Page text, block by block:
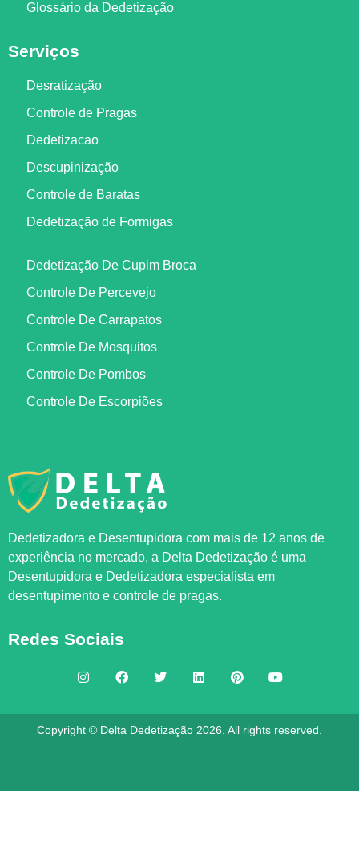
Dedetizadora e Desentupidora com mais de 12 anos de
experiência no mercado, a Delta Dedetização é uma
Desentupidora e Dedetizadora especialista em
desentupimento e controle de pragas.
Redes Sociais
Glossário da Dedetização
Serviços
Desratização
Controle de Pragas
Dedetizacao
Descupinização
Controle de Baratas
Dedetização de Formigas
Dedetização De Cupim Broca
Controle De Percevejo
Controle De Carrapatos
Controle De Mosquitos
Controle De Pombos
Controle De Escorpiões
Copyright © Delta Dedetização 2026. All rights reserved.